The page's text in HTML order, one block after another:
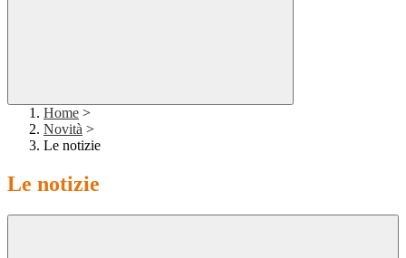
Home >
Novità >
Le notizie
Le notizie